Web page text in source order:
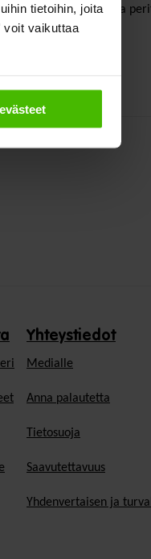
tietoihin, joita
voit vaikuttaa
asukkailta
Yhteystiedot
Medialle
Anna palautetta
Tietosuoja
Saavutettavuus
Yhdenvertaisen ja